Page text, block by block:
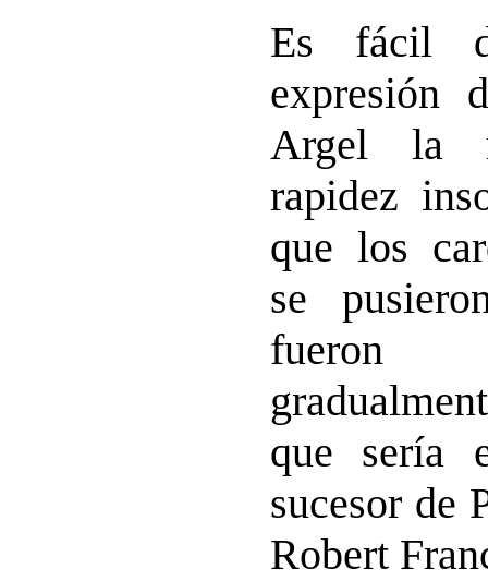
Es fácil
expresión
Argel la
rapidez
que los
se
fueron
que sería
sucesor de
Robert